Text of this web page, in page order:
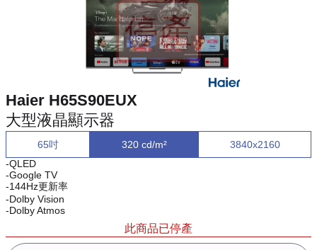
Haier H65S90EUX
大型液晶顯示器
65吋 320 cd/m²
3840x2160
-QLED
-Google TV
-144Hz更新率
-Dolby Vision
-Dolby Atmos
此商品已停產